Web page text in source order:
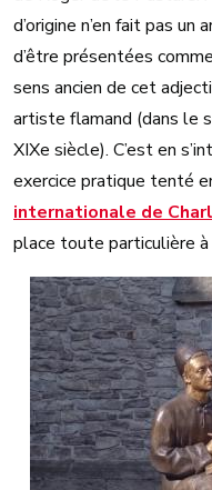
d’origine n’en fait pas
d’être présentées
sens ancien de cet
artiste flamand (dans le
XIXe siècle). C’est en
exercice pratique tenté
internationale de
place toute particulière